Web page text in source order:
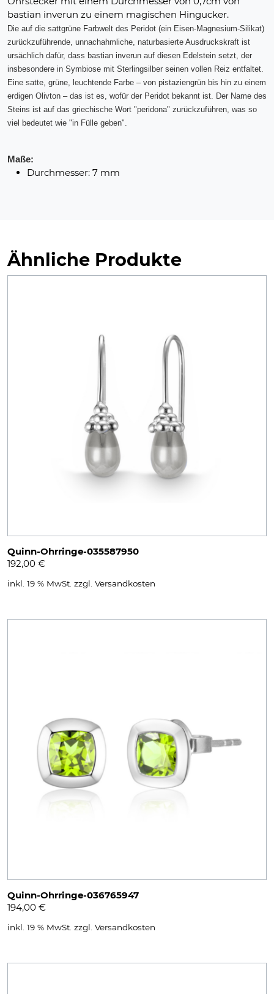
bastian inverun zu einem magischen Hingucker.
Die auf die sattgrüne Farbwelt des Peridot (ein Eisen-Magnesium-Silikat)
zurückzuführende, unnachahmliche, naturbasierte Ausdruckskraft ist
ursächlich dafür, dass bastian inverun auf diesen Edelstein setzt, der
insbesondere in Symbiose mit Sterlingsilber seinen vollen Reiz entfaltet.
Eine satte, grüne, leuchtende Farbe – von pistaziengrün bis hin zu einem
erdigen Olivton – das ist es, wofür der Peridot bekannt ist. Der Name des
Steins ist auf das griechische Wort "peridona" zurückzuführen, was so
viel bedeutet wie "in Fülle geben".
Maße:
Durchmesser: 7 mm
Ähnliche Produkte
Quinn-Ohrringe-035587950
192,00 €
inkl. 19 % MwSt. zzgl. Versandkosten
Quinn-Ohrringe-036765947
194,00 €
inkl. 19 % MwSt. zzgl. Versandkosten